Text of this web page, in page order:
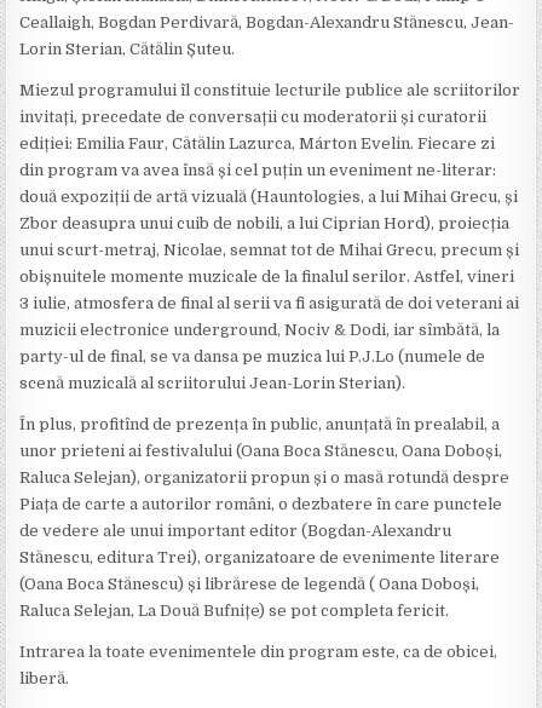
Ceallaigh, Bogdan Perdivară, Bogdan-Alexandru Stănescu, Jean-
Lorin Sterian, Cătălin Șuteu.
Miezul programului îl constituie lecturile publice ale scriitorilor
invitați, precedate de conversații cu moderatorii și curatorii
ediției: Emilia Faur, Cătălin Lazurca, Márton Evelin. Fiecare zi
din program va avea însă și cel puțin un eveniment ne-literar:
două expoziții de artă vizuală (Hauntologies, a lui Mihai Grecu, și
Zbor deasupra unui cuib de nobili, a lui Ciprian Hord), proiecția
unui scurt-metraj, Nicolae, semnat tot de Mihai Grecu, precum și
obișnuitele momente muzicale de la finalul serilor. Astfel, vineri
3 iulie, atmosfera de final al serii va fi asigurată de doi veterani ai
muzicii electronice underground, Nociv & Dodi, iar sîmbătă, la
party-ul de final, se va dansa pe muzica lui P.J.Lo (numele de
scenă muzicală al scriitorului Jean-Lorin Sterian).
În plus, profitînd de prezența în public, anunțată în prealabil, a
unor prieteni ai festivalului (Oana Boca Stănescu, Oana Doboși,
Raluca Selejan), organizatorii propun și o masă rotundă despre
Piața de carte a autorilor români, o dezbatere în care punctele
de vedere ale unui important editor (Bogdan-Alexandru
Stănescu, editura Trei), organizatoare de evenimente literare
(Oana Boca Stănescu) și librărese de legendă ( Oana Doboși,
Raluca Selejan, La Două Bufnițe) se pot completa fericit.
Intrarea la toate evenimentele din program este, ca de obicei,
liberă.